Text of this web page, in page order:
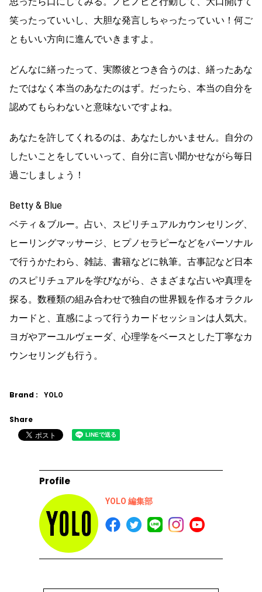
笑ったっていいし、大胆な発言しちゃったっていい！何ご
ともいい方向に進んでいきますよ。
どんなに繕ったって、実際彼とつき合うのは、繕ったあな
たではなく本当のあなたのはず。だったら、本当の自分を
認めてもらわないと意味ないですよね。
あなたを許してくれるのは、あなたしかいません。自分の
したいことをしていいって、自分に言い聞かせながら毎日
過ごしましょう！
Betty & Blue
ベティ＆ブルー。占い、スピリチュアルカウンセリング、
ヒーリングマッサージ、ヒプノセラピーなどをパーソナル
で行うかたわら、雑誌、書籍などに執筆。古事記など日本
のスピリチュアルを学びながら、さまざまな占いや真理を
探る。数種類の組み合わせで独自の世界観を作るオラクル
カードと、直感によって行うカードセッションは人気大。
ヨガやアーユルヴェーダ、心理学をベースとした丁寧なカ
ウンセリングも行う。
Brand : YOLO
Share
Profile
YOLO 編集部